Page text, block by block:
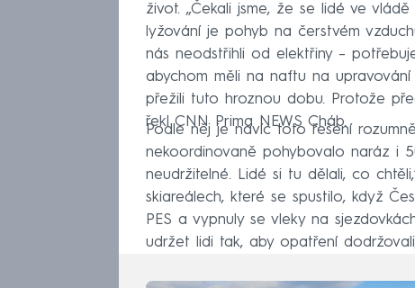
život. „Čekali jsme, že se lidé ve
lyžování je pohyb na čerstvém
nás neodstřihli od elektřiny –
abychom měli na naftu na
přežili tuto hroznou dobu. Protože
řekl CNN Prima NEWS Cháb.
Podle něj je navíc toto řešení
nekoordinovaně pohybovalo naráz i
neudržitelné. Lidé si tu dělali, co
skiareálech, které se spustilo, když
PES a vypnuly se vleky na
udržet lidi tak, aby opatření